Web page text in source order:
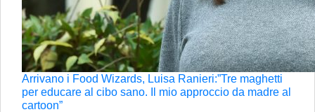
Arrivano i Food Wizards, Luisa Ranieri:”Tre maghetti
per educare al cibo sano. Il mio approccio da madre al
cartoon”